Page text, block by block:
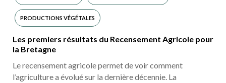
PRODUCTIONS VÉGÉTALES
Les premiers résultats du Recensement Agricole pour
la Bretagne
Le recensement agricole permet de voir comment
l’agriculture a évolué sur la dernière décennie. La